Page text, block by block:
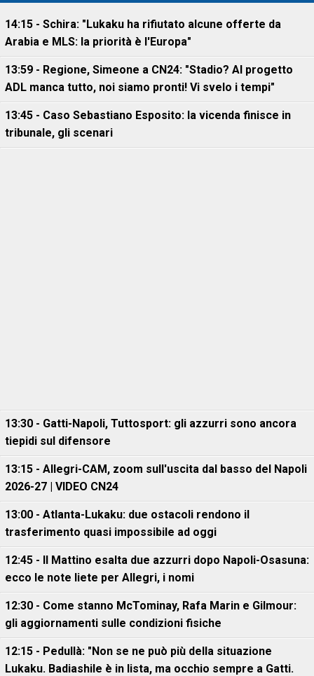
14:15 - Schira: "Lukaku ha rifiutato alcune offerte da
Arabia e MLS: la priorità è l'Europa"
13:59 - Regione, Simeone a CN24: "Stadio? Al progetto
ADL manca tutto, noi siamo pronti! Vi svelo i tempi"
13:45 - Caso Sebastiano Esposito: la vicenda finisce in
tribunale, gli scenari
13:30 - Gatti-Napoli, Tuttosport: gli azzurri sono ancora
tiepidi sul difensore
13:15 - Allegri-CAM, zoom sull'uscita dal basso del Napoli
2026-27 | VIDEO CN24
13:00 - Atlanta-Lukaku: due ostacoli rendono il
trasferimento quasi impossibile ad oggi
12:45 - Il Mattino esalta due azzurri dopo Napoli-Osasuna:
ecco le note liete per Allegri, i nomi
12:30 - Come stanno McTominay, Rafa Marin e Gilmour:
gli aggiornamenti sulle condizioni fisiche
12:15 - Pedullà: "Non se ne può più della situazione
Lukaku. Badiashile è in lista, ma occhio sempre a Gatti.